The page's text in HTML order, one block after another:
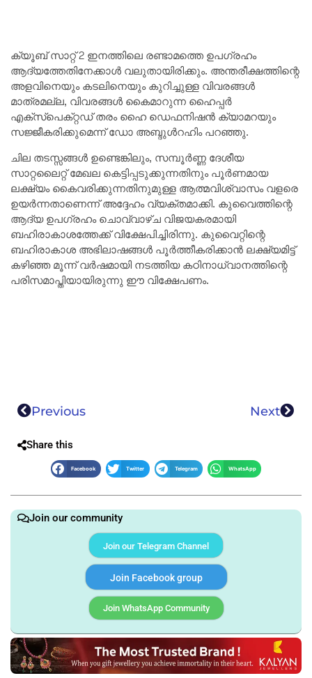
ക്യൂബ് സാറ്റ് 2 ഇനത്തിലെ രണ്ടാമത്തെ ഉപഗ്രഹം
ആദ്യത്തേതിനേക്കാൾ വലുതായിരിക്കും. അന്തരീക്ഷത്തിന്റെ
അളവിനെയും കടലിനെയും കുറിച്ചുള്ള വിവരങ്ങൾ
മാത്രമല്ല, വിവരങ്ങൾ കൈമാറുന്ന ഹൈപ്പർ
എക്‌സ്‌പെക്‌റ്റഡ് തരം ഹൈ ഡെഫനിഷൻ ക്യാമറയും
സജ്ജീകരിക്കുമെന്ന് ഡോ അബ്ദുൾറഹിം പറഞ്ഞു.
ചില തടസ്സങ്ങൾ ഉണ്ടെങ്കിലും, സമ്പൂർണ്ണ ദേശീയ
സാറ്റലൈറ്റ് മേഖല കെട്ടിപ്പടുക്കുന്നതിനും പൂർണമായ
ലക്ഷ്യം കൈവരിക്കുന്നതിനുമുള്ള ആത്മവിശ്വാസം വളരെ
ഉയർന്നതാണെന്ന് അദ്ദേഹം വ്യക്തമാക്കി. കുവൈത്തിന്റെ
ആദ്യ ഉപഗ്രഹം ചൊവ്വാഴ്ച വിജയകരമായി
ബഹിരാകാശത്തേക്ക് വിക്ഷേപിച്ചിരിന്നു. കുവൈറ്റിന്റെ
ബഹിരാകാശ അഭിലാഷങ്ങൾ പൂർത്തീകരിക്കാൻ ലക്ഷ്യമിട്ട്
കഴിഞ്ഞ മൂന്ന് വർഷമായി നടത്തിയ കഠിനാധ്വാനത്തിന്റെ
പരിസമാപ്തിയായിരുന്നു ഈ വിക്ഷേപണം.
Previous Next
Share this
Facebook Twitter Telegram WhatsApp
Join our community
Join our Telegram Channel
Join Facebook group
Join WhatsApp Community